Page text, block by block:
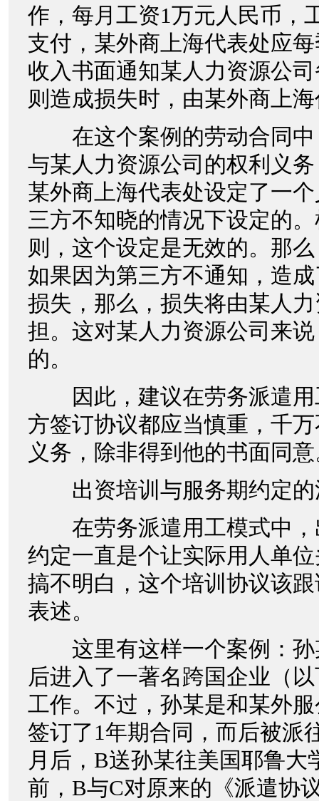
作，每月工资1万元人民币，
支付，某外商上海代表处应
收入书面通知某人力资源公
则造成损失时，由某外商上
在这个案例的劳动合同中
与某人力资源公司的权利义
某外商上海代表处设定了一
三方不知晓的情况下设定的
则，这个设定是无效的。那
如果因为第三方不通知，造
损失，那么，损失将由某人
担。这对某人力资源公司来
的。
因此，建议在劳务派遣用
方签订协议都应当慎重，千
义务，除非得到他的书面同
出资培训与服务期约定的
在劳务派遣用工模式中，
约定一直是个让实际用人单
搞不明白，这个培训协议该
表述。
这里有这样一个案例：孙
后进入了一著名跨国企业（
工作。不过，孙某是和某外
签订了1年期合同，而后被派
月后，B送孙某往美国耶鲁大
前，B与C对原来的《派遣协